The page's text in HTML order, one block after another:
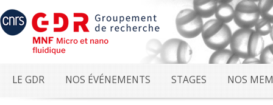
LE GDR NOS ÉVÉNEMENTS STAGES NOS